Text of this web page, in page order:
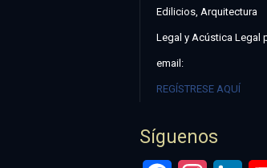
Edilicios, Arquitectura
Legal y Acústica Legal
email:
REGÍSTRESE AQUÍ
Síguenos